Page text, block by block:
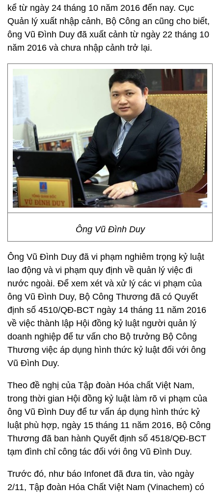
kể từ ngày 24 tháng 10 năm 2016 đến nay. Cục
Quản lý xuất nhập cảnh, Bộ Công an cũng cho biết,
ông Vũ Đình Duy đã xuất cảnh từ ngày 22 tháng 10
năm 2016 và chưa nhập cảnh trở lại.
Ông Vũ Đình Duy
Ông Vũ Đình Duy đã vi phạm nghiêm trọng kỷ luật
lao động và vi phạm quy định về quản lý việc đi
nước ngoài. Để xem xét và xử lý các vi phạm của
ông Vũ Đình Duy, Bộ Công Thương đã có Quyết
định số 4510/QĐ-BCT ngày 14 tháng 11 năm 2016
về việc thành lập Hội đồng kỷ luật người quản lý
doanh nghiệp để tư vấn cho Bộ trưởng Bộ Công
Thương việc áp dụng hình thức kỷ luật đối với ông
Vũ Đình Duy.
Theo đề nghị của Tập đoàn Hóa chất Việt Nam,
trong thời gian Hội đồng kỷ luật làm rõ vi phạm của
ông Vũ Đình Duy để tư vấn áp dụng hình thức kỷ
luật phù hợp, ngày 15 tháng 11 năm 2016, Bộ Công
Thương đã ban hành Quyết định số 4518/QĐ-BCT
tạm đình chỉ công tác đối với ông Vũ Đình Duy.
Trước đó, như báo Infonet đã đưa tin, vào ngày
2/11, Tập đoàn Hóa Chất Việt Nam (Vinachem) có